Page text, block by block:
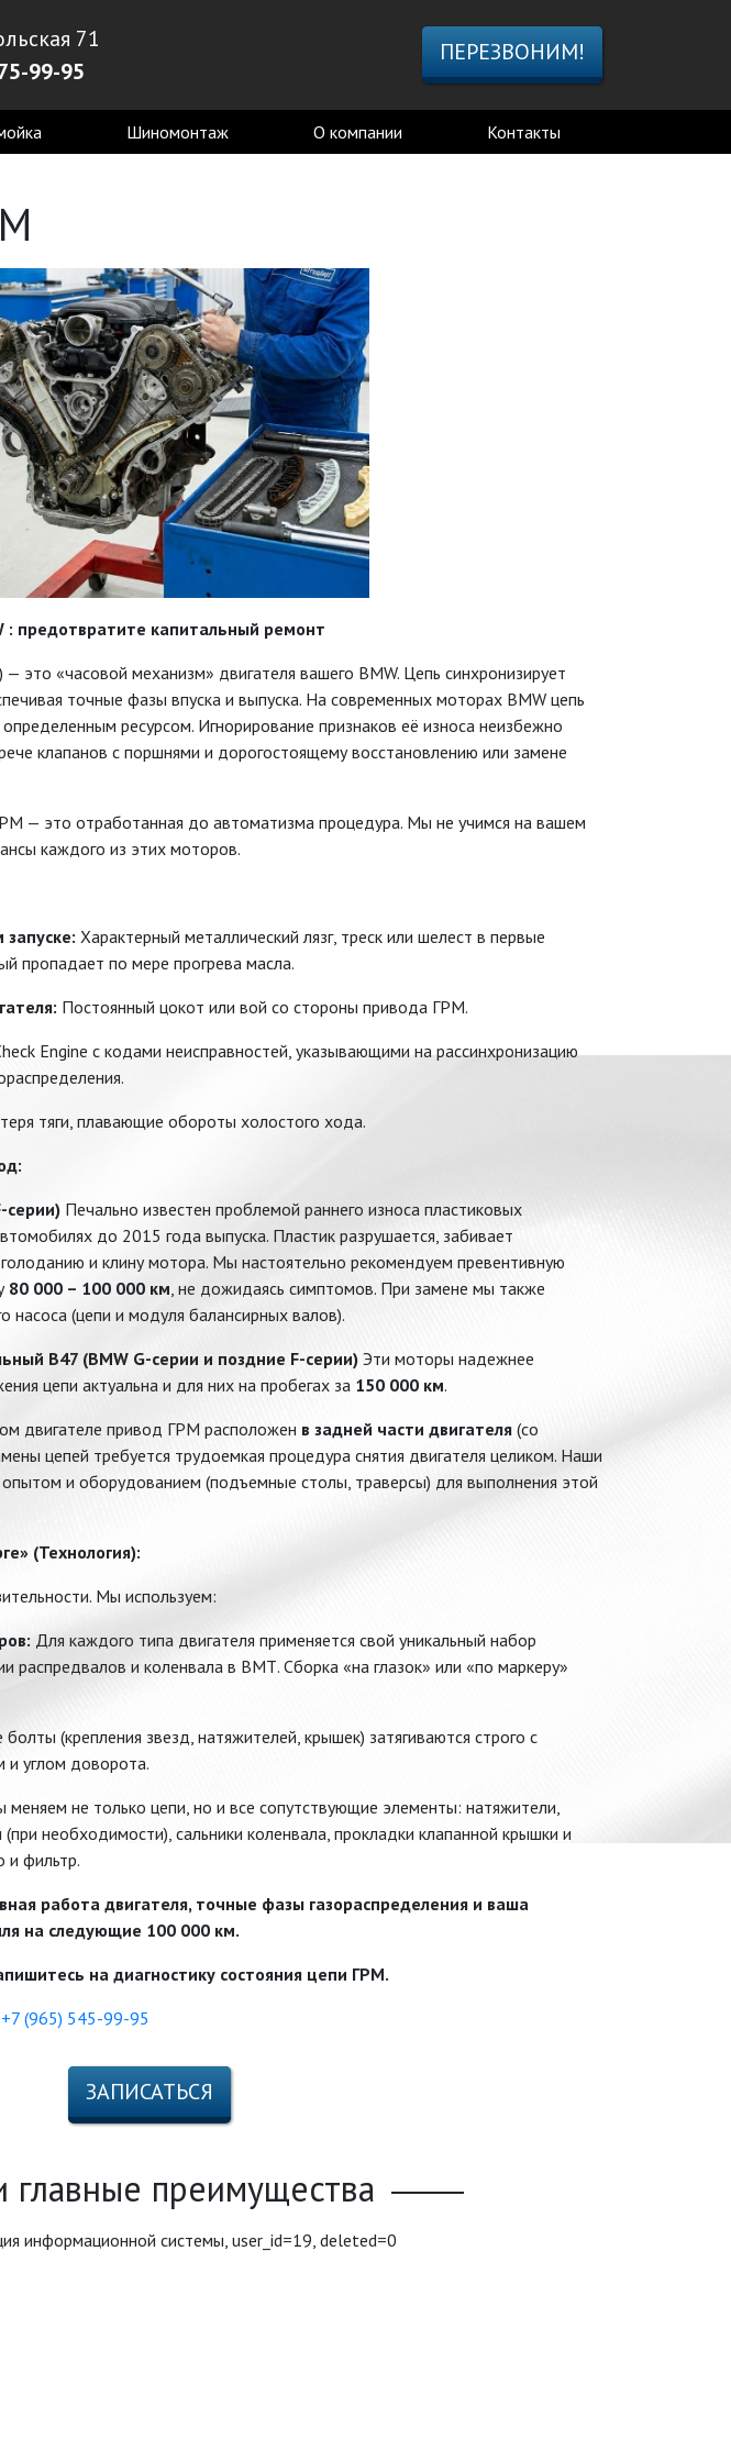
71
99-95
ПЕРЕЗВОНИМ!
Шиномонтаж О компании Контакты
: предотвратите капитальный ремонт
это «часовой механизм» двигателя вашего BMW. Цепь синхронизирует
точные фазы впуска и выпуска. На современных моторах BMW цепь
ресурсом. Игнорирование признаков её износа неизбежно
клапанов с поршнями и дорогостоящему восстановлению или замене
— это отработанная до автоматизма процедура. Мы не учимся на вашем
каждого из этих моторов.
Характерный металлический лязг, треск или шелест в первые
пропадает по мере прогрева масла.
Постоянный цокот или вой со стороны привода ГРМ.
Engine с кодами неисправностей, указывающими на рассинхронизацию
тяги, плавающие обороты холостого хода.
серии) Печально известен проблемой раннего износа пластиковых
до 2015 года выпуска. Пластик разрушается, забивает
и клину мотора. Мы настоятельно рекомендуем превентивную
80 000 – 100 000 км , не дожидаясь симптомов. При замене мы также
насоса (цепи и модуля балансирных валов).
B47 (BMW G-серии и поздние F-серии) Эти моторы надежнее
цепи актуальна и для них на пробегах за 150 000 км.
двигателе привод ГРМ расположен в задней части двигателя (со
цепей требуется трудоемкая процедура снятия двигателя целиком. Наши
и оборудованием (подъемные столы, траверсы) для выполнения этой
(Технология):
Мы используем:
Для каждого типа двигателя применяется свой уникальный набор
распредвалов и коленвала в ВМТ. Сборка «на глазок» или «по маркеру»
болты (крепления звезд, натяжителей, крышек) затягиваются строго с
углом доворота.
меняем не только цепи, но и все сопутствующие элементы: натяжители,
необходимости), сальники коленвала, прокладки клапанной крышки и
и фильтр.
работа двигателя, точные фазы газораспределения и ваша
на следующие 100 000 км.
на диагностику состояния цепи ГРМ.
+7 (965) 545-99-95
ЗАПИСАТЬСЯ
главные преимущества
информационной системы, user_id=19, deleted=0